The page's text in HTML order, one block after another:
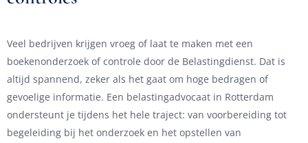
Veel bedrijven krijgen vroeg of laat te maken met een
boekenonderzoek of controle door de Belastingdienst. Dat is
altijd spannend, zeker als het gaat om hoge bedragen of
gevoelige informatie. Een belastingadvocaat in Rotterdam
ondersteunt je tijdens het hele traject: van voorbereiding tot
begeleiding bij het onderzoek en het opstellen van